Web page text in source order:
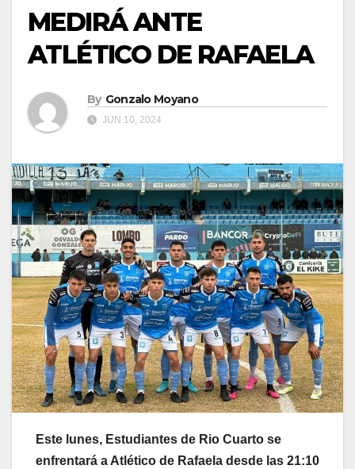
MEDIRÁ ANTE
ATLÉTICO DE RAFAELA
By Gonzalo Moyano
JUN 10, 2024
Este lunes, Estudiantes de Rio Cuarto se
enfrentará a Atlético de Rafaela desde las 21:10